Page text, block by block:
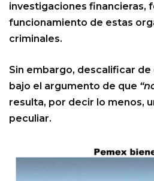
investigaciones financieras,
funcionamiento de estas
criminales.
Sin embargo, descalificar
bajo el argumento de que
resulta, por decir lo menos,
peculiar.